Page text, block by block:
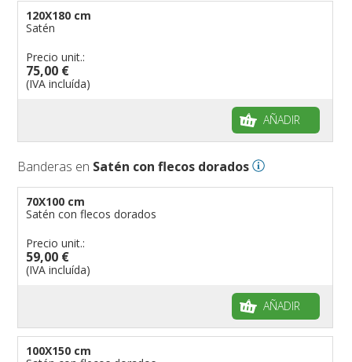
120X180 cm
Satén
Precio unit.:
75,00 €
(IVA incluída)
AÑADIR
Banderas en Satén con flecos dorados
70X100 cm
Satén con flecos dorados
Precio unit.:
59,00 €
(IVA incluída)
AÑADIR
100X150 cm